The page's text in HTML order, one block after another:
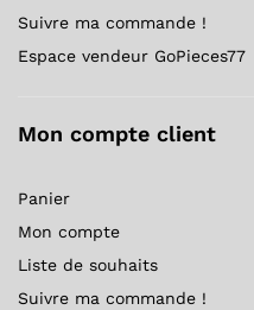
Suivre ma commande !
Espace vendeur GoPieces77
Mon compte client
Panier
Mon compte
Liste de souhaits
Suivre ma commande !